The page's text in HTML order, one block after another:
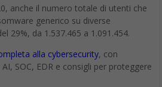
anche il numero totale di utenti che
generico su diverse
29%, da 1.537.465 a 1.091.454.
alla cybersecurity, con
SOC, EDR e consigli per proteggere